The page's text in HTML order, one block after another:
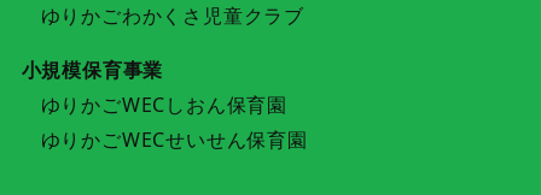
ゆりかごわかくさ児童クラブ
小規模保育事業
ゆりかごWECしおん保育園
ゆりかごWECせいせん保育園